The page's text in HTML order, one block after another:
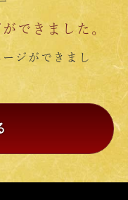
できました。
ジができまし